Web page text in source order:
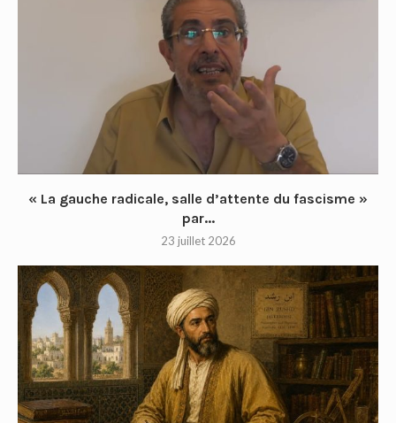
« La gauche radicale, salle d’attente du fascisme »
par...
23 juillet 2026